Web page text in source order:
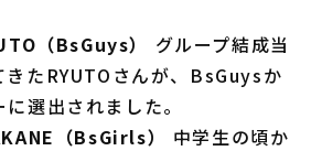
（BsGuys）
グループ結成当
きたRYUTOさんが、BsGuysか
選出されました。
（BsGirls）
中学生の頃か